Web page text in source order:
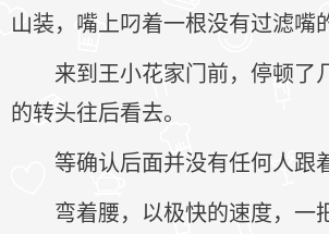
山装，嘴上叼着一根没有过滤嘴
来到王小花家门前，停顿了
的转头往后看去。
等确认后面并没有任何人跟
弯着腰，以极快的速度，一